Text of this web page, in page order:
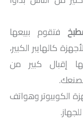
فتقوم ببيعها
كالهايبر الكبير،
إقبال كبير من
الكوبيوتر وهواتف